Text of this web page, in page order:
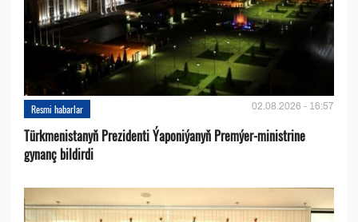
Resmi habarlar 02.08.2026 - 16:57
Türkmenistanyň Prezidenti Ýaponiýanyň Premýer-ministrine
gynanç bildirdi